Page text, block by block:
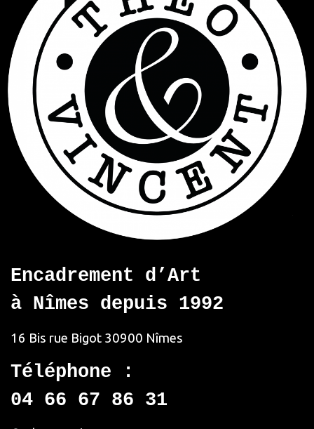
Encadrement d’Art
à Nîmes depuis 1992
16 Bis rue Bigot 30900 Nîmes
Téléphone :
04 66 67 86 31